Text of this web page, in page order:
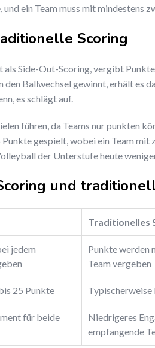
ein Team muss mit mindestens
Scoring
Side-Out-Scoring, vergibt
den Ballwechsel gewinnt, erhält es
es schlägt auf.
führen, da Teams nur punkten
gespielt, wobei ein Team mit
der Unterstufe heute
und
Traditionelles
jedem
Punkte werden
Team vergeben
25 Punkte Typischerweise
für beide
Niedrigeres
empfangende